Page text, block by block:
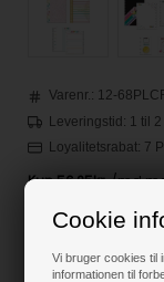
Cookie
Vi bruger cookies til
informationen til
Varenr.: 12-
Leveringstid: 1 til
Loyalitetsrabat: 7
225,00